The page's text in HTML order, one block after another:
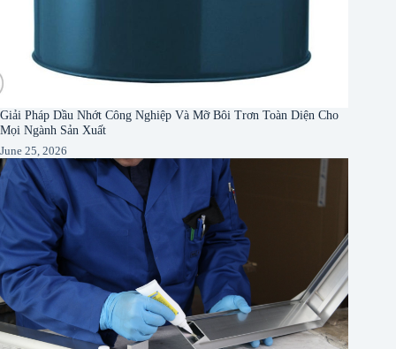
Giải Pháp Dầu Nhớt Công Nghiệp Và Mỡ Bôi Trơn Toàn Diện Cho
Mọi Ngành Sản Xuất
June 25, 2026